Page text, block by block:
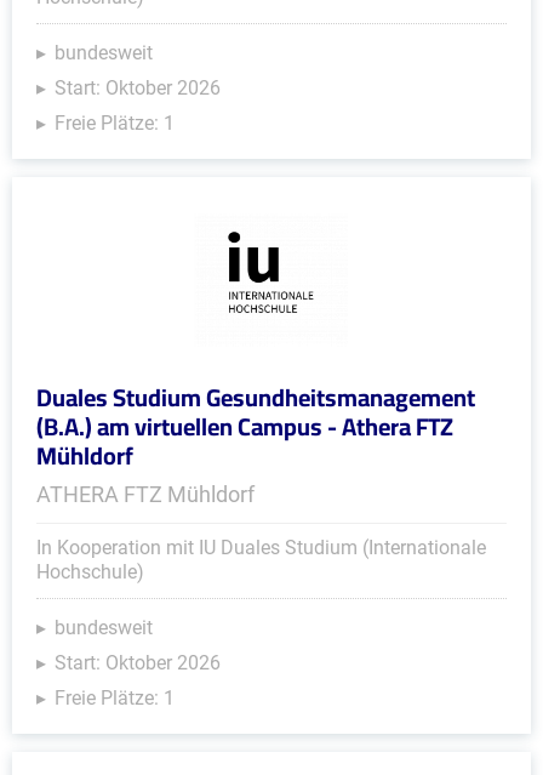
bundesweit
Start: Oktober 2026
Freie Plätze: 1
Duales Studium Gesundheitsmanagement
(B.A.) am virtuellen Campus - Athera FTZ
Mühldorf
ATHERA FTZ Mühldorf
In Kooperation mit IU Duales Studium (Internationale
Hochschule)
bundesweit
Start: Oktober 2026
Freie Plätze: 1